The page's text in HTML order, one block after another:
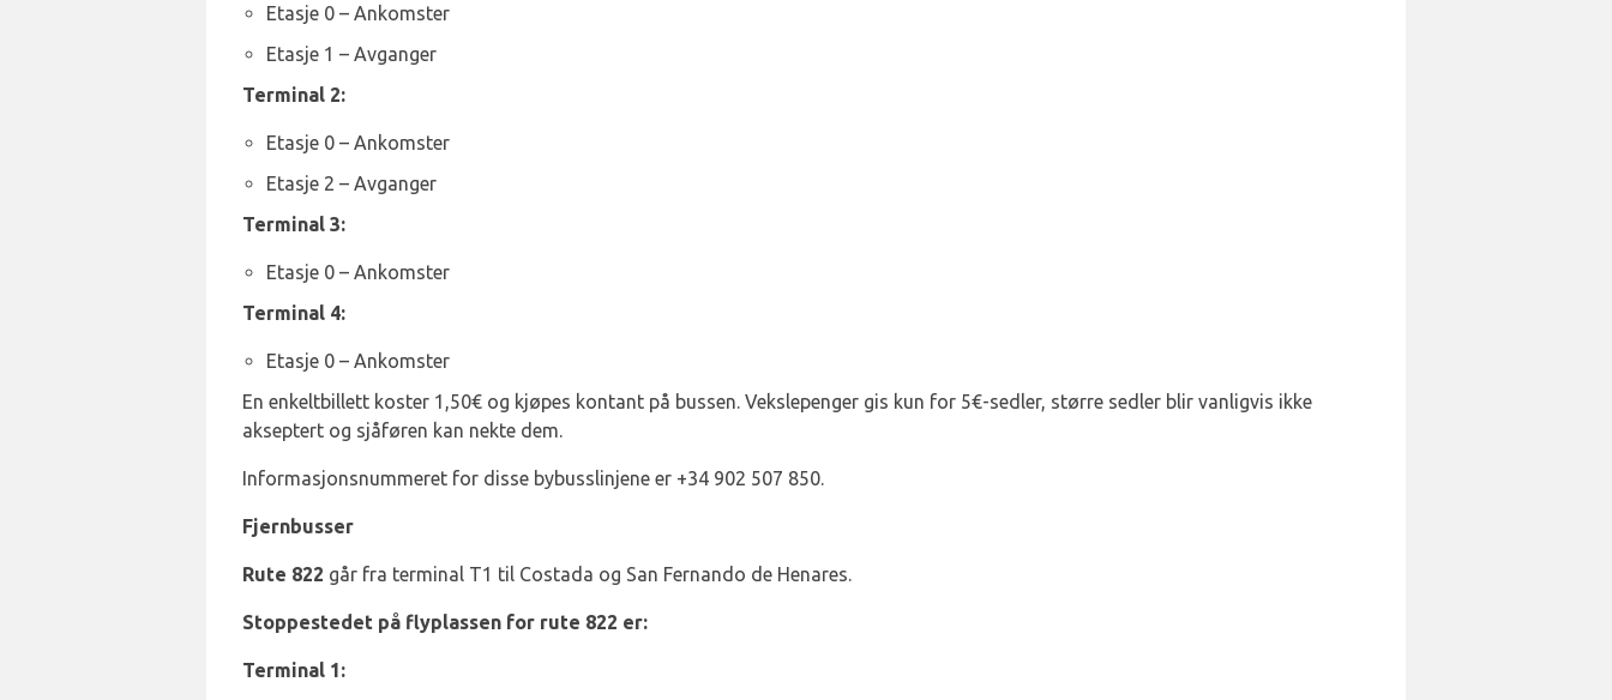
Etasje 0 – Ankomster
Etasje 1 – Avganger
Terminal 2:
Etasje 0 – Ankomster
Etasje 2 – Avganger
Terminal 3:
Etasje 0 – Ankomster
Terminal 4:
Etasje 0 – Ankomster
En enkeltbillett koster 1,50€ og kjøpes kontant på bussen. Vekslepenger gis kun for 5€-sedler, større sedler blir vanligvis ikke
akseptert og sjåføren kan nekte dem.
Informasjonsnummeret for disse bybusslinjene er +34 902 507 850.
Fjernbusser
Rute 822 går fra terminal T1 til Costada og San Fernando de Henares.
Stoppestedet på flyplassen for rute 822 er:
Terminal 1: